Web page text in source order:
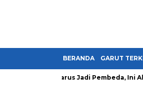
BERANDA GARUT
Kader IMM Harus Jadi Pembeda, Ini